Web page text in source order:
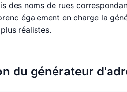
des noms de rues
également en charge la
réalistes.
du générateur